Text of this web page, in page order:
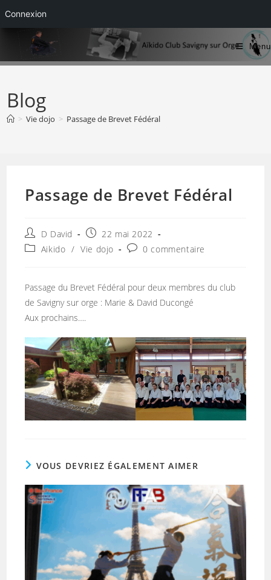
Connexion
content
Menu
Blog
> Vie dojo > Passage de Brevet Fédéral
Passage de Brevet Fédéral
Auteur/autrice
de
la
D David
Publication
publiée :
22 mai 2022
PostAikido / Vie dojo
Commentaires
publication :
0 commentaire
Passage du Brevet Fédéral pour deux membres du club
de Savigny sur orge : Marie & David Ducongé
Aux prochains….
VOUS DEVRIEZ ÉGALEMENT AIMER